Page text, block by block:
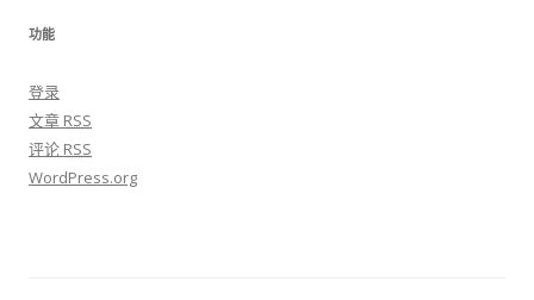
功能
登录
文章 RSS
评论 RSS
WordPress.org